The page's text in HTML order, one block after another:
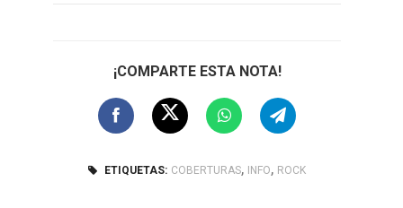
¡COMPARTE ESTA NOTA!
ETIQUETAS: COBERTURAS, INFO, ROCK